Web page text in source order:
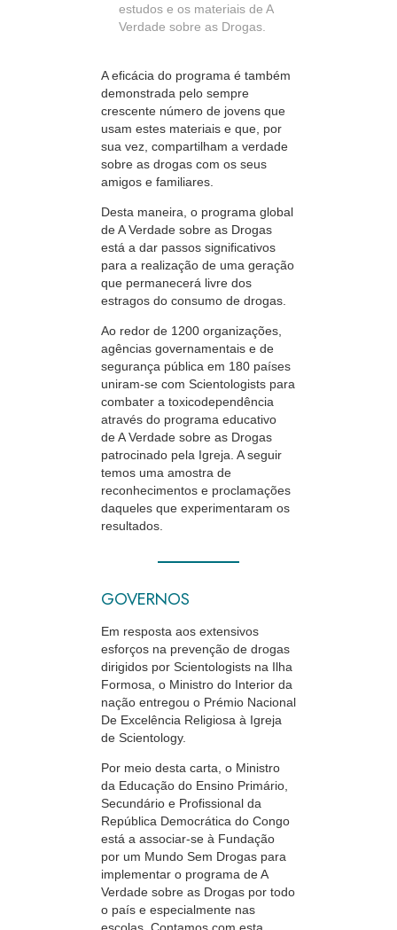
estudos e os materiais de A
Verdade sobre as Drogas.
A eficácia do programa é também
demonstrada pelo sempre
crescente número de jovens que
usam estes materiais e que, por
sua vez, compartilham a verdade
sobre as drogas com os seus
amigos e familiares.
Desta maneira, o programa global
de A Verdade sobre as Drogas
está a dar passos significativos
para a realização de uma geração
que permanecerá livre dos
estragos do consumo de drogas.
Ao redor de 1200 organizações,
agências governamentais e de
segurança pública em 180 países
uniram-se com Scientologists para
combater a toxicodependência
através do programa educativo
de A Verdade sobre as Drogas
patrocinado pela Igreja. A seguir
temos uma amostra de
reconhecimentos e proclamações
daqueles que experimentaram os
resultados.
GOVERNOS
Em resposta aos extensivos
esforços na prevenção de drogas
dirigidos por Scientologists na Ilha
Formosa, o Ministro do Interior da
nação entregou o Prémio Nacional
De Excelência Religiosa à Igreja
de Scientology.
Por meio desta carta, o Ministro
da Educação do Ensino Primário,
Secundário e Profissional da
República Democrática do Congo
está a associar-se à Fundação
por um Mundo Sem Drogas para
implementar o programa de A
Verdade sobre as Drogas por todo
o país e especialmente nas